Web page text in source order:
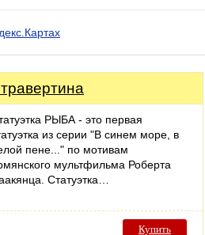
РЫБА - это первая
из серии "В синем море, в
пене..." по мотивам
мультфильма Роберта
Статуэтка…
Купить